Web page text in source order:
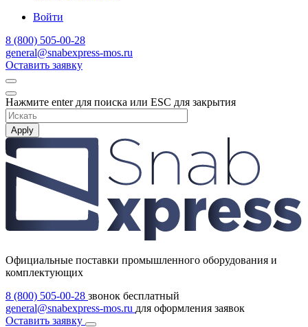
Войти
8 (800) 505-00-28
general@snabexpress-mos.ru
Оставить заявку
Нажмите enter для поиска или ESC для закрытия
Apply
Официальные поставки промышленного оборудования и
комплектующих
8 (800) 505-00-28 звонок бесплатный
general@snabexpress-mos.ru для оформления заявок
Оставить заявку